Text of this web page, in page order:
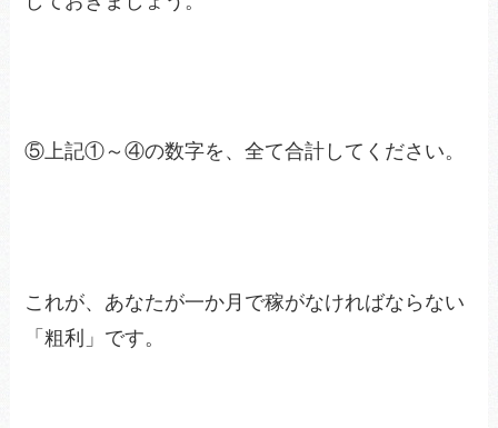
⑤上記①～④の数字を、全て合計してください。
これが、あなたが一か月で稼がなければならない
「粗利」です。